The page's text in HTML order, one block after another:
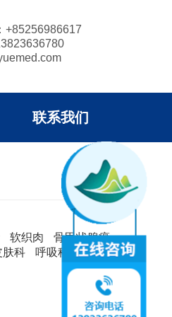
+85256986617
联系我们
软织肉
骨甲状腺癌
肤科 呼吸科
消化